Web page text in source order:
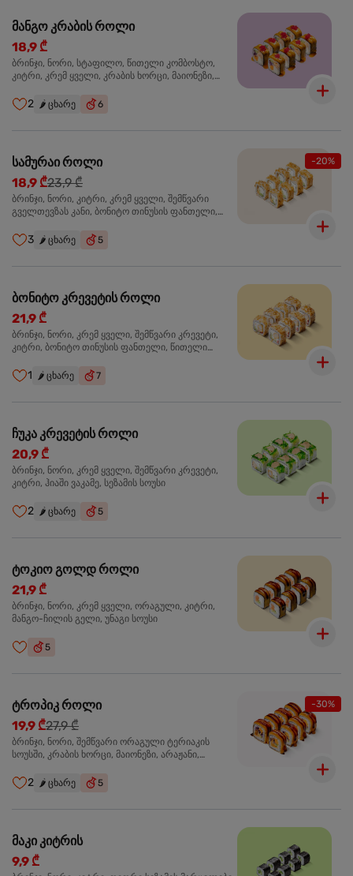
მანგო კრაბის როლი
18,9 ₾
ბრინჯი, ნორი, სტაფილო, წითელი კომბოსტო,
კიტრი, კრემ ყველი, კრაბის ხორცი, მაიონეზი,
2 🌶️ ცხარე 6
-20%
სამურაი როლი
18,9 ₾23,9 ₾
ბრინჯი, ნორი, კიტრი, კრემ ყველი, შემწვარი
გველთევზას კანი, ბონიტო თინუსის ფანთელი,
3 🌶️ ცხარე 5
ბონიტო კრევეტის როლი
21,9 ₾
ბრინჯი, ნორი, კრემ ყველი, შემწვარი კრევეტი,
კიტრი, ბონიტო თინუსის ფანთელი, წითელი
1 🌶️ ცხარე 7
ჩუკა კრევეტის როლი
20,9 ₾
ბრინჯი, ნორი, კრემ ყველი, შემწვარი კრევეტი,
კიტრი, ჰიაში ვაკამე, სეზამის სოუსი
2 🌶️ ცხარე 5
ტოკიო გოლდ როლი
21,9 ₾
ბრინჯი, ნორი, კრემ ყველი, ორაგული, კიტრი,
მანგო-ჩილის გელი, უნაგი სოუსი
5
-30%
ტროპიკ როლი
19,9 ₾27,9 ₾
ბრინჯი, ნორი, შემწვარი ორაგული ტერიაკის
სოუსში, კრაბის ხორცი, მაიონეზი, არაჟანი,
სოუსი, მანგო-ჩილის გელი
2 🌶️ ცხარე 5
მაკი კიტრის
9,9 ₾